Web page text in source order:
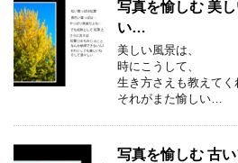
写真を愉しむ 美
い…
美しい風景は、
時にこうして、
生き方さえも教えてく
それがまた愉しい…
写真を愉しむ 古